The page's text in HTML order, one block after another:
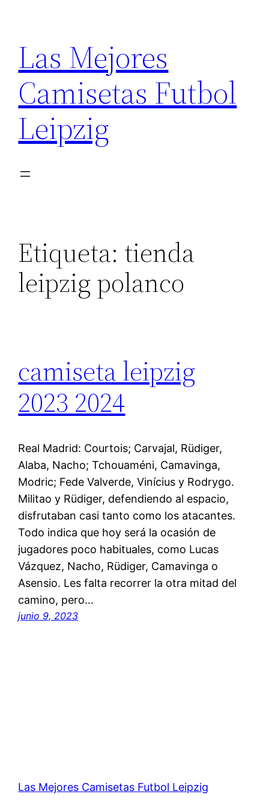
contenido
Las Mejores
Camisetas Futbol
Leipzig
Etiqueta: tienda
leipzig polanco
camiseta leipzig
2023 2024
Real Madrid: Courtois; Carvajal, Rüdiger,
Alaba, Nacho; Tchouaméni, Camavinga,
Modric; Fede Valverde, Vinícius y Rodrygo.
Militao y Rüdiger, defendiendo al espacio,
disfrutaban casi tanto como los atacantes.
Todo indica que hoy será la ocasión de
jugadores poco habituales, como Lucas
Vázquez, Nacho, Rüdiger, Camavinga o
Asensio. Les falta recorrer la otra mitad del
camino, pero…
junio 9, 2023
Las Mejores Camisetas Futbol Leipzig